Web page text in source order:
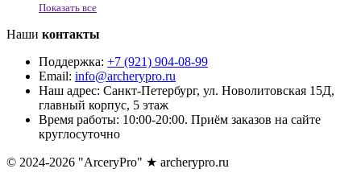
Показать все
Наши контакты
Поддержка: +7 (921) 904-08-99
Email: info@archerypro.ru
Наш адрес: Санкт-Петербург, ул. Новолитовская 15Д,
главный корпус, 5 этаж
Время работы: 10:00-20:00. Приём заказов на сайте
круглосуточно
© 2024-2026 "ArceryPro" ★ archerypro.ru